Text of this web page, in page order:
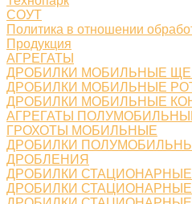
СОУТ
Политика в отношении
Продукция
АГРЕГАТЫ
ДРОБИЛКИ МОБИЛЬНЫЕ
ДРОБИЛКИ МОБИЛЬНЫЕ
ДРОБИЛКИ МОБИЛЬНЫЕ
АГРЕГАТЫ
ГРОХОТЫ МОБИЛЬНЫЕ
ДРОБИЛКИ
ДРОБЛЕНИЯ
ДРОБИЛКИ СТАЦИОНАРНЫЕ
ДРОБИЛКИ